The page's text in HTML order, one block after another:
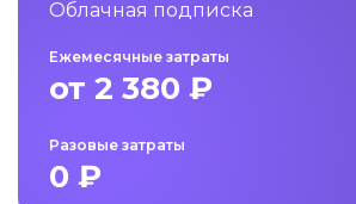
Облачная подписка
Ежемесячные затраты
от 2 380 ₽
Разовые затраты
0 ₽